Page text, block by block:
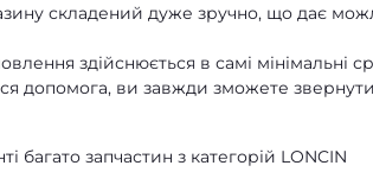
складений дуже зручно, що дає
здійснюється в самі мінімальні
допомога, ви завжди зможете
багато запчастин з категорій LONCIN